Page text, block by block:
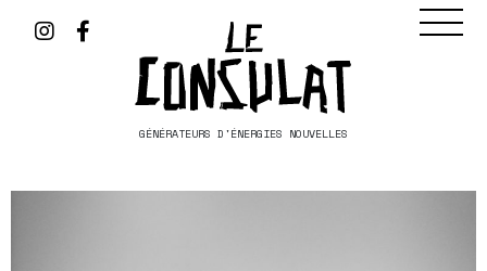
GÉNÉRATEURS D'ÉNERGIES NOUVELLES